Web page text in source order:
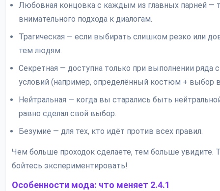
Любовная концовка с каждым из главных парней —
внимательного подхода к диалогам.
Трагическая — если выбирать слишком резко или
тем людям.
Секретная — доступна только при выполнении ряда
условий (например, определённый костюм + выбор в
Нейтральная — когда вы старались быть
равно сделал свой выбор.
Безумие — для тех, кто идёт против всех правил.
Чем больше проходок сделаете, тем больше увидите.
бойтесь экспериментировать!
Особенности мода: что меняет 2.4.1